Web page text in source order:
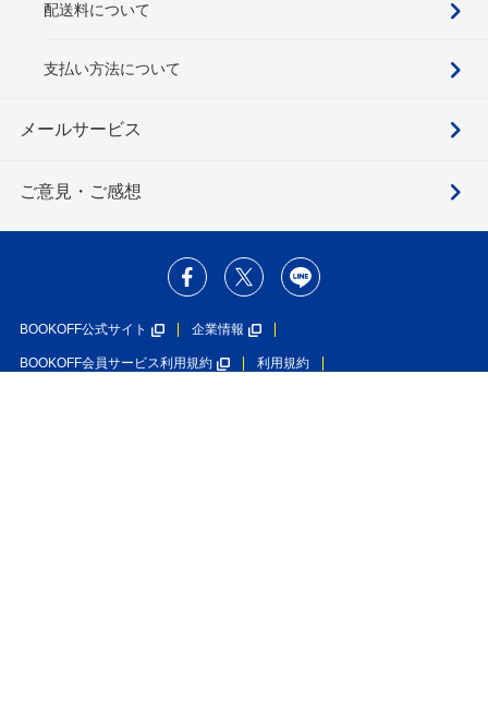
配送料について
支払い方法について
メールサービス
ご意見・ご感想
BOOKOFF公式サイト 企業情報
BOOKOFF会員サービス利用規約 利用規約